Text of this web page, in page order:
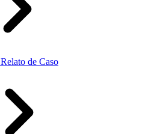
Relato de Caso